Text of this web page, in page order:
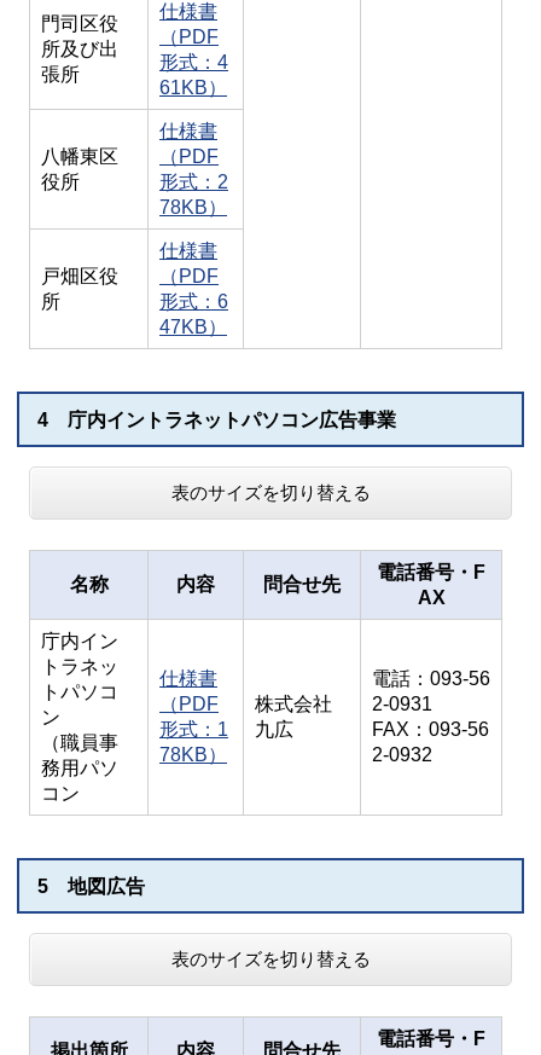
門司区役
所及び出
張所
仕様書
（PDF
形式：4
61KB）
八幡東区
役所
仕様書
（PDF
形式：2
78KB）
戸畑区役
所
仕様書
（PDF
形式：6
47KB）
4 庁内イントラネットパソコン広告事業
表のサイズを切り替える
名称 内容 問合せ先
電話番号・F
AX
庁内イン
トラネッ
トパソコ
ン
（職員事
務用パソ
コン
仕様書
（PDF
形式：1
78KB）
株式会社
九広
電話：093-56
2-0931
FAX：093-56
2-0932
5 地図広告
表のサイズを切り替える
掲出箇所 内容 問合せ先
電話番号・F